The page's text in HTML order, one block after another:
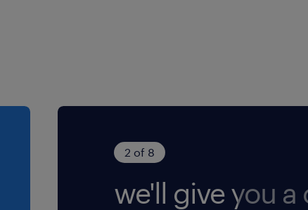
en humor hand in
maar liefst 25
2 of 8
we'll give you a